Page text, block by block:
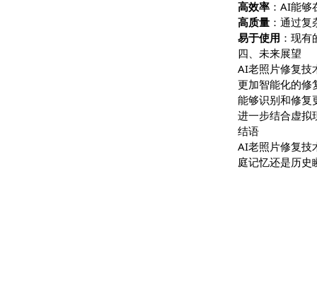
三、AI老照
高效率 ：AI
高质量：通
易于使用：
四、未来展
AI老照片修
更加智能化
能够识别和
进一步结合
结语